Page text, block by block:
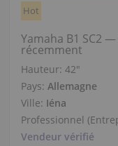
Hot
Yamaha B1 SC2
récemment
Hauteur: 42″
Pays: Allemagne
Ville: Iéna
Professionnel
Vendeur vérifié